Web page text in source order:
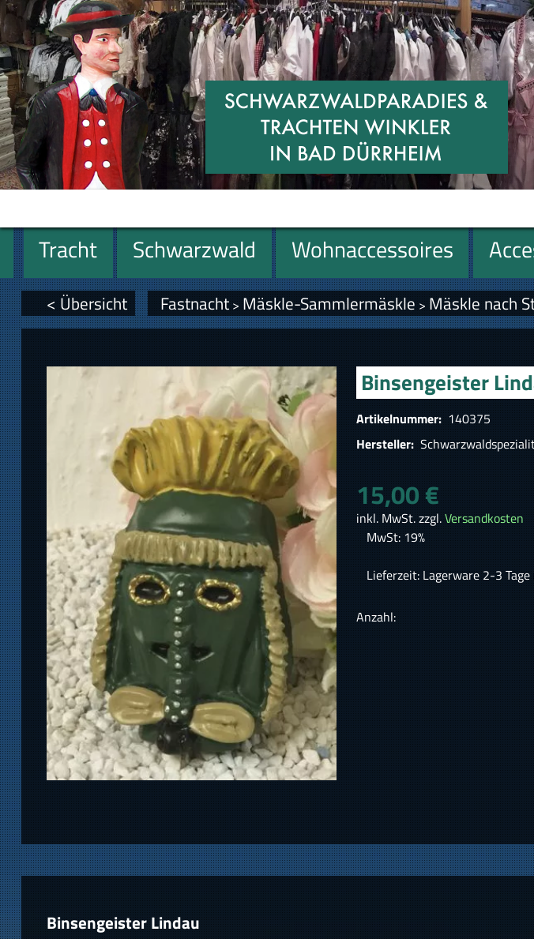
Tracht Schwarzwald Wohnaccessoires
Geschenke
< Übersicht Fastnacht> Mäskle-Sammlermäskle > Mäskle nach
Binsengeister
Artikelnummer: 140375
Hersteller:
15,00 €
inkl. MwSt. zzgl.Versandkosten
MwSt: 19%
Lieferzeit: Lagerware 2-3
Anzahl:
Binsengeister Lindau